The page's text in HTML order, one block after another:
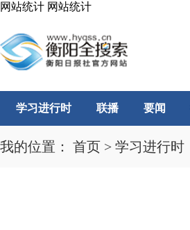
网站统计 网站统计
学习进行时 联播 要闻
我的位置： 首页 > 学习进行时